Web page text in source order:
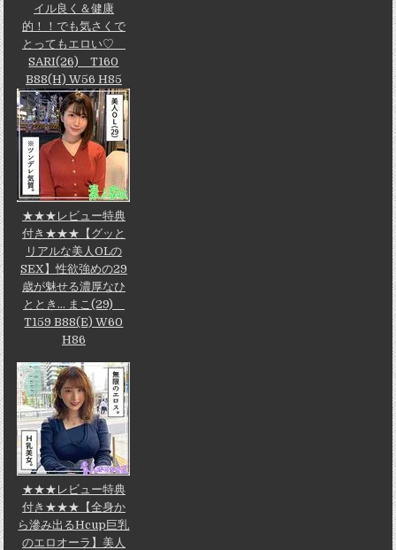
イル良く＆健康
的！！でも気さくで
とってもエロい♡
SARI(26) T160
B88(H) W56 H85
★★★レビュー特典
付き★★★【グッと
リアルな美人OLの
SEX】性欲強めの29
歳が魅せる濃厚なひ
ととき... まこ(29)
T159 B88(E) W60
H86
★★★レビュー特典
付き★★★【全身か
ら滲み出るHcup巨乳
のエロオーラ】美人